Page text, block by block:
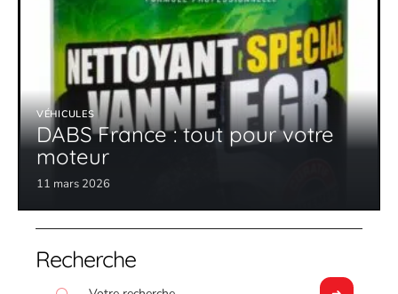
VÉHICULES
DABS France : tout pour votre
moteur
11 mars 2026
Recherche